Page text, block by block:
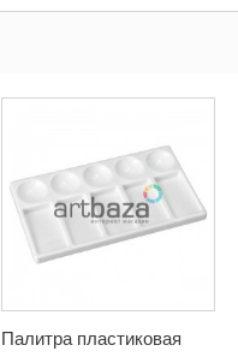
Палитра пластиковая